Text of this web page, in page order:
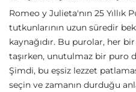
Romeo y Julieta'nın 25 Yıllık
tutkunlarının uzun süredir
kaynağıdır. Bu purolar, her
taşırken, unutulmaz bir puro
Şimdi, bu eşsiz lezzet
seçin ve zamanın durduğu